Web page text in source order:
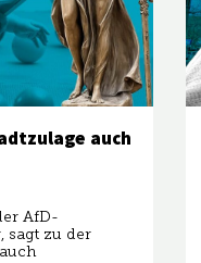
auch
AfD-
sagt zu der